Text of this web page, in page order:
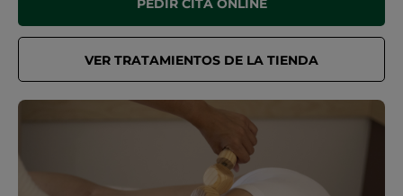
PEDIR CITA ONLINE
VER TRATAMIENTOS DE LA TIENDA